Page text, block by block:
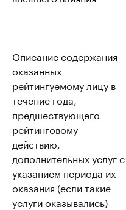
Описание содержания
оказанных
рейтингуемому лицу в
течение года,
предшествующего
рейтинговому
действию,
дополнительных услуг с
указанием периода их
оказания (если такие
услуги оказывались)